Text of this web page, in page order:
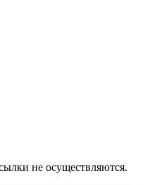
не осуществляются.